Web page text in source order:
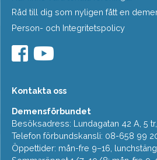
Råd till dig som nyligen fått en
Person- och Integritetspolicy
Kontakta oss
Demensförbundet
Besöksadress: Lundagatan 42 A, 5
Telefon förbundskansli: 08-658 99
Öppettider: mån-fre 9–16,